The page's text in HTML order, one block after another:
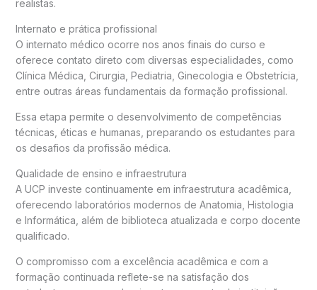
realistas.
Internato e prática profissional
O internato médico ocorre nos anos finais do curso e
oferece contato direto com diversas especialidades, como
Clínica Médica, Cirurgia, Pediatria, Ginecologia e Obstetrícia,
entre outras áreas fundamentais da formação profissional.
Essa etapa permite o desenvolvimento de competências
técnicas, éticas e humanas, preparando os estudantes para
os desafios da profissão médica.
Qualidade de ensino e infraestrutura
A UCP investe continuamente em infraestrutura acadêmica,
oferecendo laboratórios modernos de Anatomia, Histologia
e Informática, além de biblioteca atualizada e corpo docente
qualificado.
O compromisso com a excelência acadêmica e com a
formação continuada reflete-se na satisfação dos